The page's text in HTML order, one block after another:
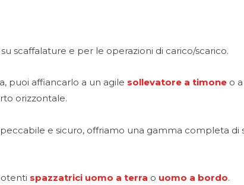
scaffalature e per le operazioni di carico/scarico.
puoi affiancarlo a un agile sollevatore a timone o
orizzontale.
e sicuro, offriamo una gamma completa di
spazzatrici uomo a terra o uomo a bordo.